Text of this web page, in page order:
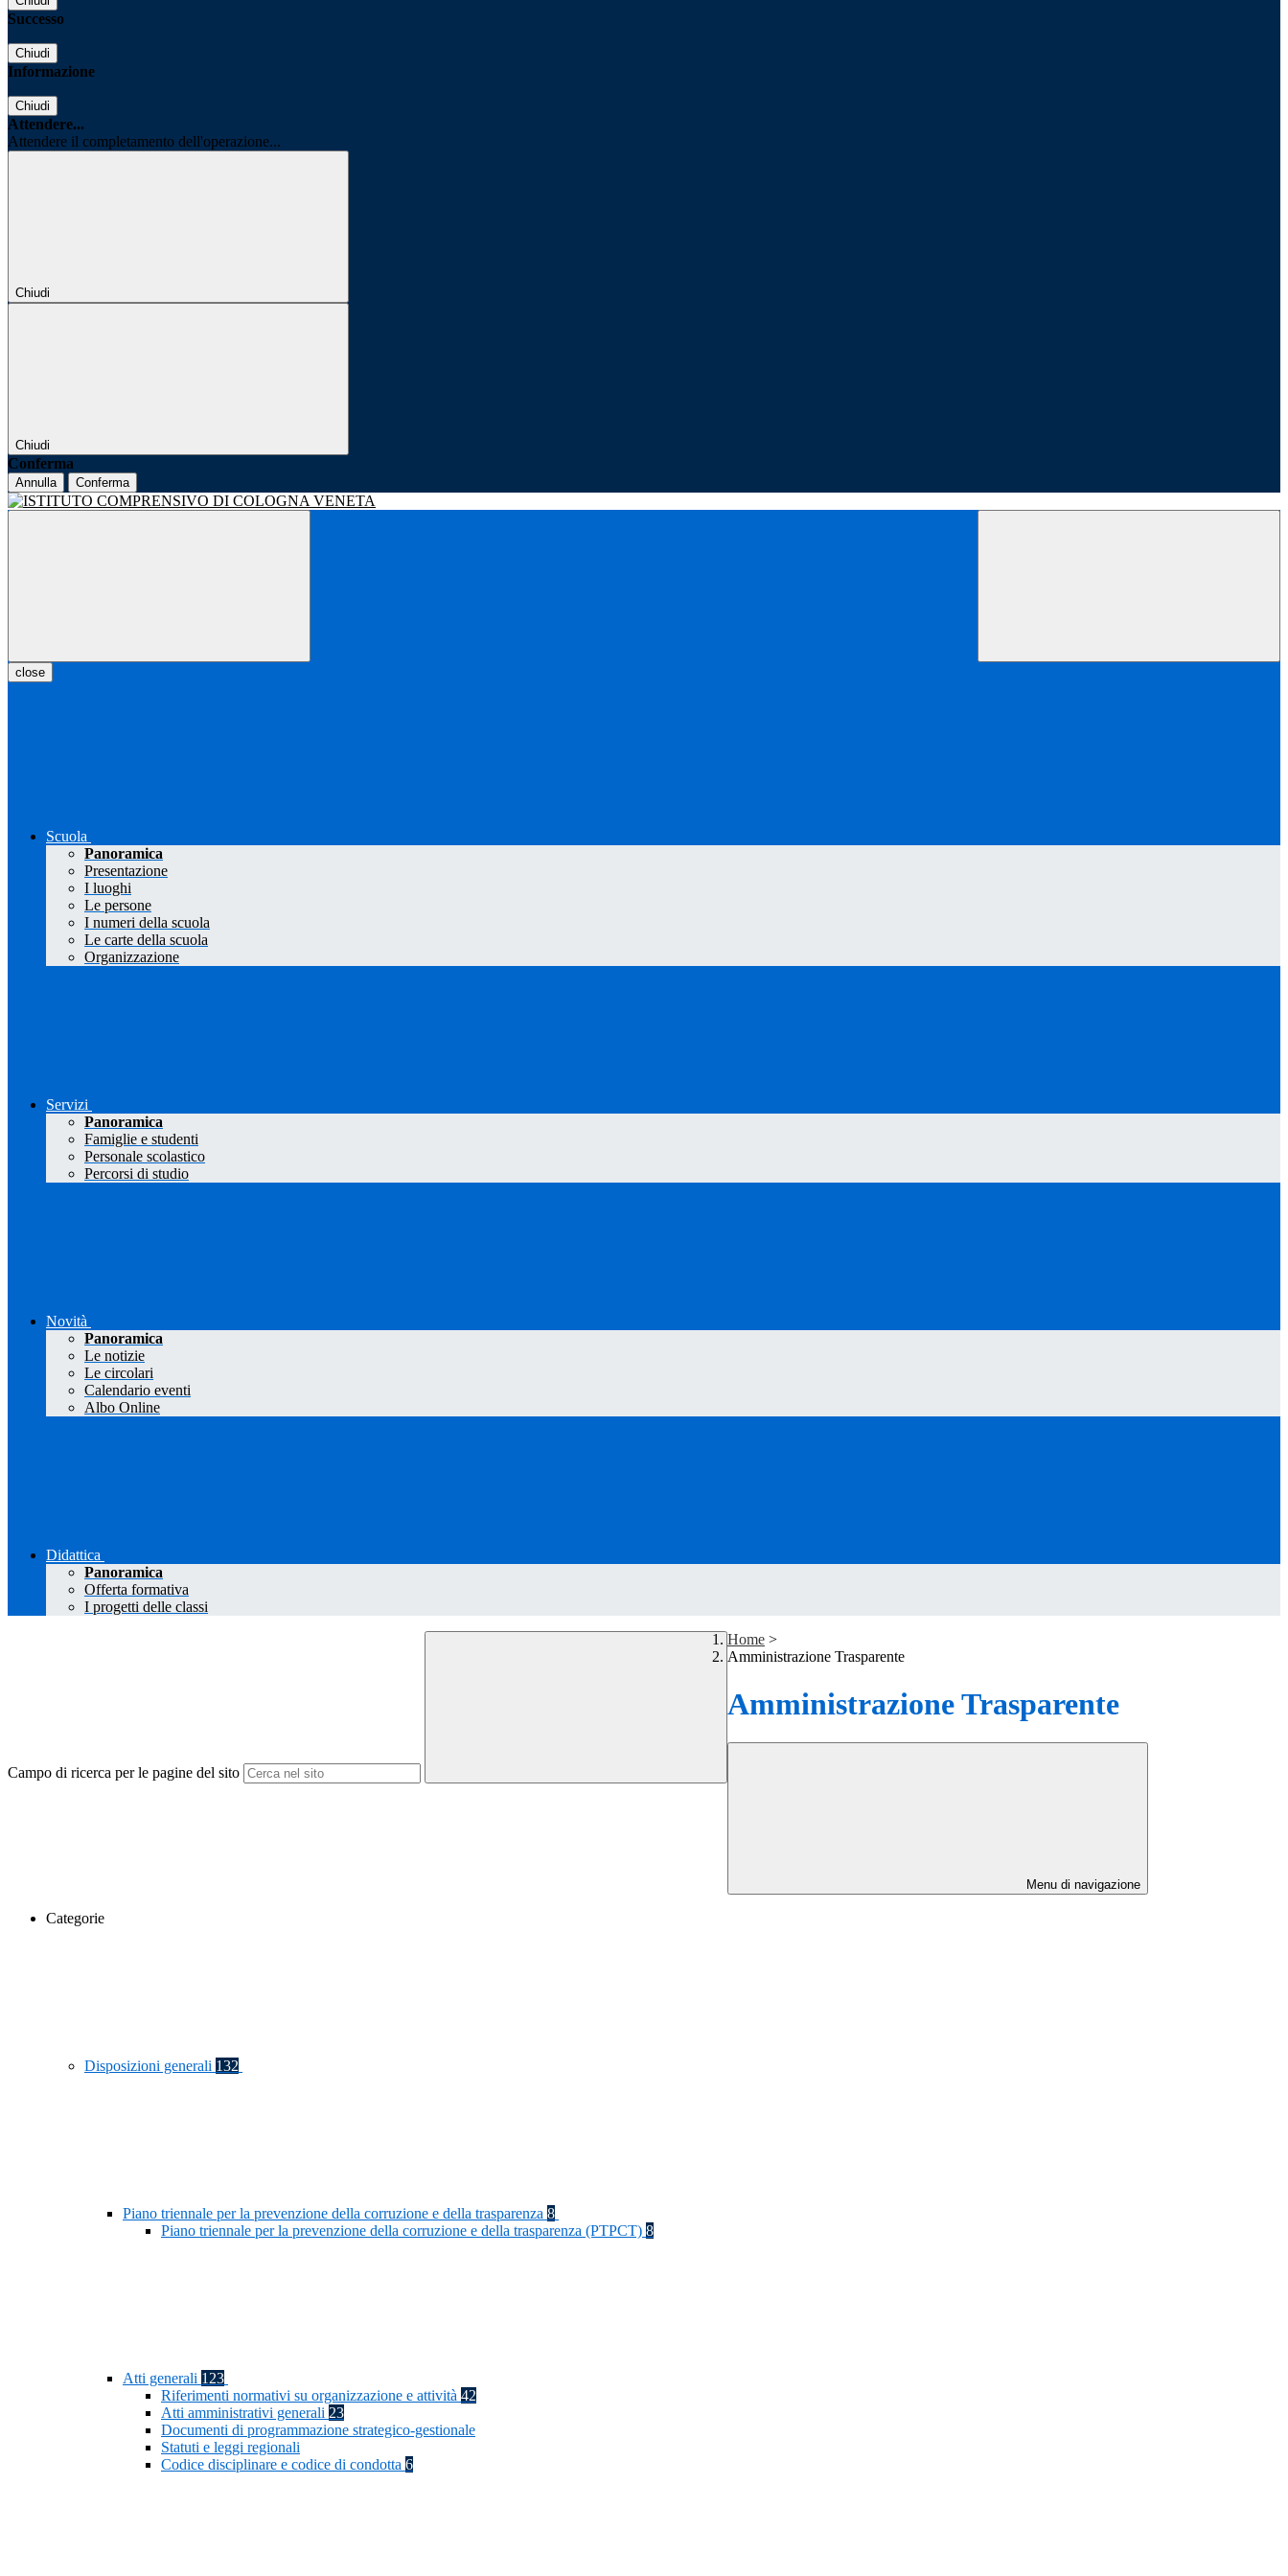
Successo
Chiudi
Informazione
Chiudi
Attendere...
Attendere il completamento dell'operazione...
Chiudi
Chiudi
Conferma
Annulla Conferma
close
Scuola
Panoramica
Presentazione
I luoghi
Le persone
I numeri della scuola
Le carte della scuola
Organizzazione
Servizi
Panoramica
Famiglie e studenti
Personale scolastico
Percorsi di studio
Novità
Panoramica
Le notizie
Le circolari
Calendario eventi
Albo Online
Didattica
Panoramica
Offerta formativa
I progetti delle classi
Campo di ricerca per le pagine del sito
Home >
Amministrazione Trasparente
Amministrazione Trasparente
Menu di navigazione
Categorie
Disposizioni generali 132
Piano triennale per la prevenzione della corruzione e della trasparenza 8
Piano triennale per la prevenzione della corruzione e della trasparenza (PTPCT) 8
Atti generali 123
Riferimenti normativi su organizzazione e attività 42
Atti amministrativi generali 23
Documenti di programmazione strategico-gestionale
Statuti e leggi regionali
Codice disciplinare e codice di condotta 6